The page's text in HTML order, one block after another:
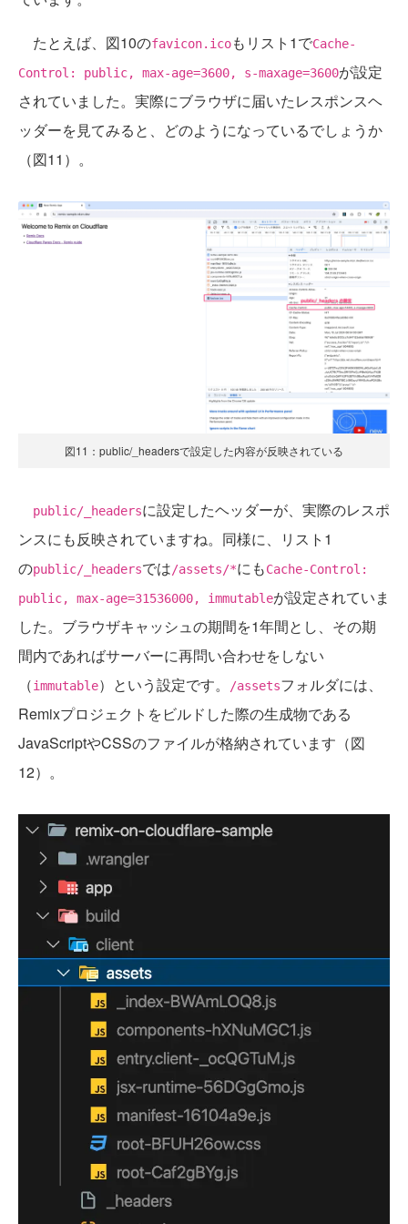
たとえば、図10のfavicon.icoもリスト1でCache-
Control: public, max-age=3600, s-maxage=3600が設定
されていました。実際にブラウザに届いたレスポンスヘ
ッダーを見てみると、どのようになっているでしょうか
（図11）。
図11：public/_headersで設定した内容が反映されている
public/_headersに設定したヘッダーが、実際のレスポ
ンスにも反映されていますね。同様に、リスト1
のpublic/_headersでは/assets/*にもCache-Control:
public, max-age=31536000, immutableが設定されていま
した。ブラウザキャッシュの期間を1年間とし、その期
間内であればサーバーに再問い合わせをしない
（immutable）という設定です。 /assetsフォルダには、
Remixプロジェクトをビルドした際の生成物である
JavaScriptやCSSのファイルが格納されています（図
12）。